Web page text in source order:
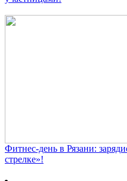
Фитнес‑день в Рязани:
стрелке»!